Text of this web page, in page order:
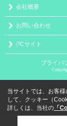
会社概要
お問い合わせ
PCサイト
プライバ
当サイトでは、お客
して、クッキー（
詳しくは、当社の 「